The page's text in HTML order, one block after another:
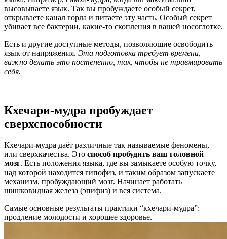
высовываете язык. Так вы пробуждаете особый секрет,
открываете канал горла и питаете эту часть. Особый секрет
убивает все бактерии, какие-то скопления в вашей носоглотке.
Есть и другие доступные методы, позволяющие освободить
язык от напряжения. Эта подготовка требует времени,
важно делать это постепенно, так, чтобы не травмировать
себя.
Кхечари-мудра пробуждает
сверхспособности
Кхечари-мудра даёт различные так называемые феномены,
или сверхкачества. Это способ пробудить ваш головной
мозг. Есть положения языка, где вы замыкаете особую точку,
над которой находится гипофиз, и таким образом запускаете
механизм, пробуждающий мозг. Начинает работать
шишковидная железа (эпифиз) и вся система.
Самые основные результаты практики “кхечари-мудра”:
продление молодости и хорошее здоровье.